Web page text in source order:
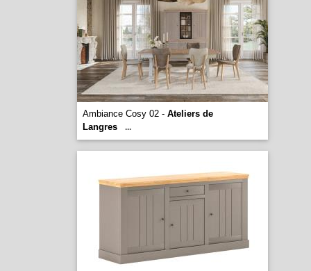
Ambiance Cosy 02 - Ateliers de
Langres
...